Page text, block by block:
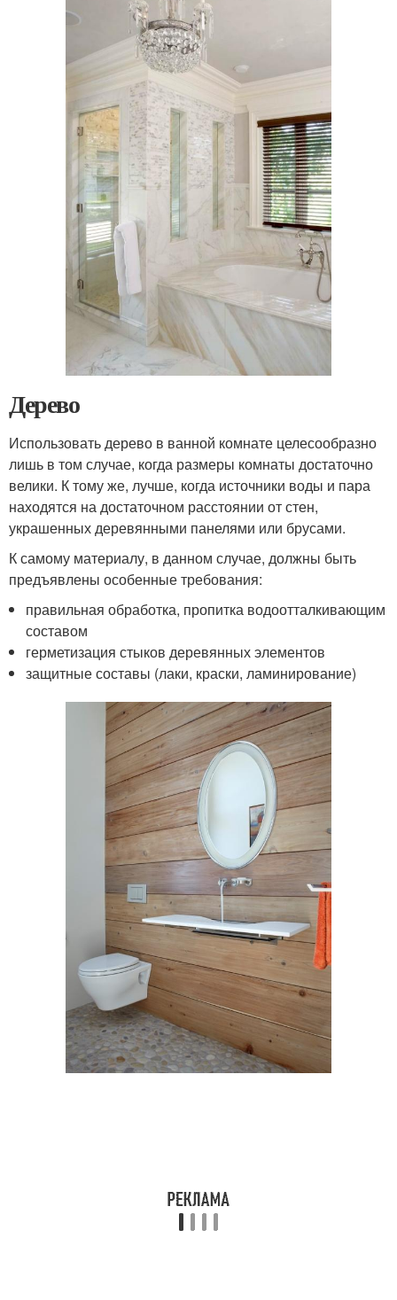
Дерево
Использовать дерево в ванной комнате целесообразно
лишь в том случае, когда размеры комнаты достаточно
велики. К тому же, лучше, когда источники воды и пара
находятся на достаточном расстоянии от стен,
украшенных деревянными панелями или брусами.
К самому материалу, в данном случае, должны быть
предъявлены особенные требования:
правильная обработка, пропитка водоотталкивающим
составом
герметизация стыков деревянных элементов
защитные составы (лаки, краски, ламинирование)